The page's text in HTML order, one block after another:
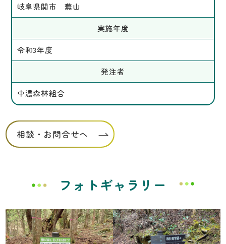
岐阜県関市 蕪山
実施年度
令和3年度
発注者
中濃森林組合
相談・お問合せへ
フォトギャラリー